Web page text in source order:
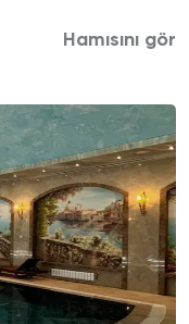
Hamısını gör